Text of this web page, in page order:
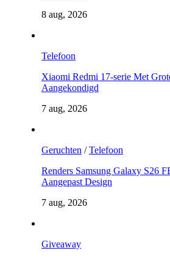
8 aug, 2026
Telefoon
Xiaomi Redmi 17-serie Met
Aangekondigd
7 aug, 2026
Geruchten /Telefoon
Renders Samsung Galaxy S26
Aangepast Design
7 aug, 2026
Giveaway